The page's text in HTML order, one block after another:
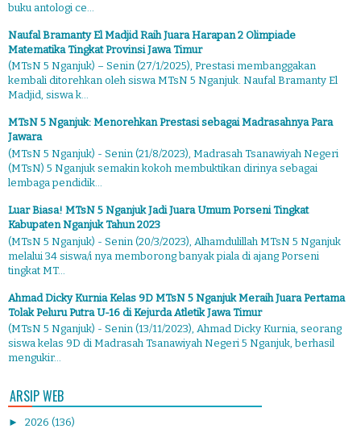
buku antologi ce...
Naufal Bramanty El Madjid Raih Juara Harapan 2 Olimpiade
Matematika Tingkat Provinsi Jawa Timur
(MTsN 5 Nganjuk) – Senin (27/1/2025), Prestasi membanggakan
kembali ditorehkan oleh siswa MTsN 5 Nganjuk. Naufal Bramanty El
Madjid, siswa k...
MTsN 5 Nganjuk: Menorehkan Prestasi sebagai Madrasahnya Para
Jawara
(MTsN 5 Nganjuk) - Senin (21/8/2023), Madrasah Tsanawiyah Negeri
(MTsN) 5 Nganjuk semakin kokoh membuktikan dirinya sebagai
lembaga pendidik...
Luar Biasa! MTsN 5 Nganjuk Jadi Juara Umum Porseni Tingkat
Kabupaten Nganjuk Tahun 2023
(MTsN 5 Nganjuk) - Senin (20/3/2023), Alhamdulillah MTsN 5 Nganjuk
melalui 34 siswa/i nya memborong banyak piala di ajang Porseni
tingkat MT...
Ahmad Dicky Kurnia Kelas 9D MTsN 5 Nganjuk Meraih Juara Pertama
Tolak Peluru Putra U-16 di Kejurda Atletik Jawa Timur
(MTsN 5 Nganjuk) - Senin (13/11/2023), Ahmad Dicky Kurnia, seorang
siswa kelas 9D di Madrasah Tsanawiyah Negeri 5 Nganjuk, berhasil
mengukir...
ARSIP WEB
► 2026 (136)